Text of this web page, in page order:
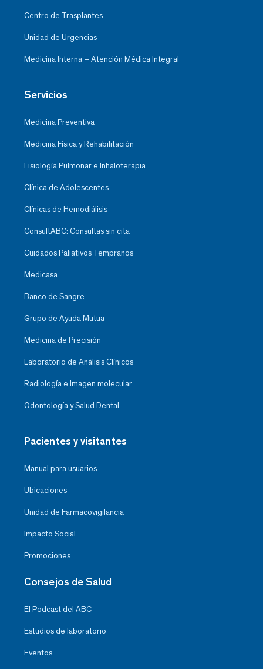
Centro de Trasplantes
Unidad de Urgencias
Medicina Interna – Atención Médica Integral
Servicios
Medicina Preventiva
Medicina Física y Rehabilitación
Fisiología Pulmonar e Inhaloterapia
Clínica de Adolescentes
Clínicas de Hemodiálisis
ConsultABC: Consultas sin cita
Cuidados Paliativos Tempranos
Medicasa
Banco de Sangre
Grupo de Ayuda Mutua
Medicina de Precisión
Laboratorio de Análisis Clínicos
Radiología e Imagen molecular
Odontología y Salud Dental
Pacientes y visitantes
Manual para usuarios
Ubicaciones
Unidad de Farmacovigilancia
Impacto Social
Promociones
Consejos de Salud
El Podcast del ABC
Estudios de laboratorio
Eventos